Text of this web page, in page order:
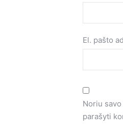
El. pašto
Noriu
parašyti